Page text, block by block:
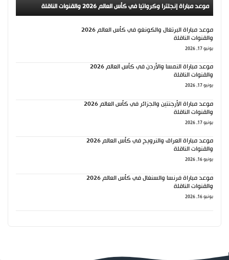
موعد مباراة إنجلترا وكرواتيا في كأس العالم 2026 والقنوات الناقلة
موعد مباراة البرتغال والكونغو في كأس العالم 2026
والقنوات الناقلة
يونيو 17, 2026
موعد مباراة النمسا والأردن في كأس العالم 2026
والقنوات الناقلة
يونيو 17, 2026
موعد مباراة الأرجنتين والجزائر في كأس العالم 2026
والقنوات الناقلة
يونيو 17, 2026
موعد مباراة العراق والنرويج في كأس العالم 2026
والقنوات الناقلة
يونيو 16, 2026
موعد مباراة فرنسا والسنغال في كأس العالم 2026
والقنوات الناقلة
يونيو 16, 2026